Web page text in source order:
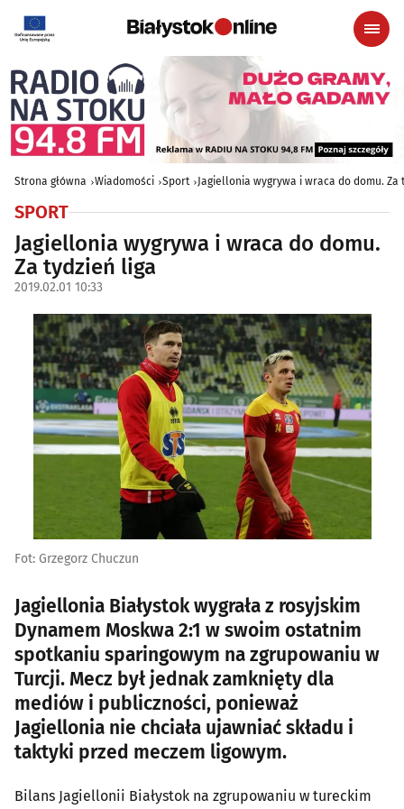
Strona główna Wiadomości Sport Jagiellonia wygrywa i wraca do domu. Za
SPORT
Jagiellonia wygrywa i wraca do domu.
Za tydzień liga
2019.02.01 10:33
Fot: Grzegorz Chuczun
Jagiellonia Białystok wygrała z rosyjskim
Dynamem Moskwa 2:1 w swoim ostatnim
spotkaniu sparingowym na zgrupowaniu w
Turcji. Mecz był jednak zamknięty dla
mediów i publiczności, ponieważ
Jagiellonia nie chciała ujawniać składu i
taktyki przed meczem ligowym.
Bilans Jagiellonii Białystok na zgrupowaniu w tureckim